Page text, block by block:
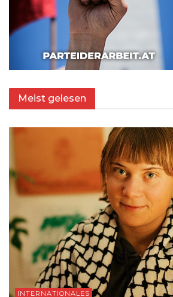
Meist gelesen
INTERNATIONALES